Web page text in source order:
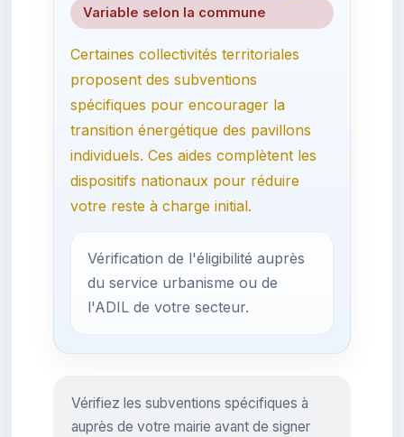
Variable selon la commune
Certaines collectivités territoriales
proposent des subventions
spécifiques pour encourager la
transition énergétique des pavillons
individuels. Ces aides complètent les
dispositifs nationaux pour réduire
votre reste à charge initial.
Vérification de l'éligibilité auprès
du service urbanisme ou de
l'ADIL de votre secteur.
Vérifiez les subventions spécifiques à
auprès de votre mairie avant de signer